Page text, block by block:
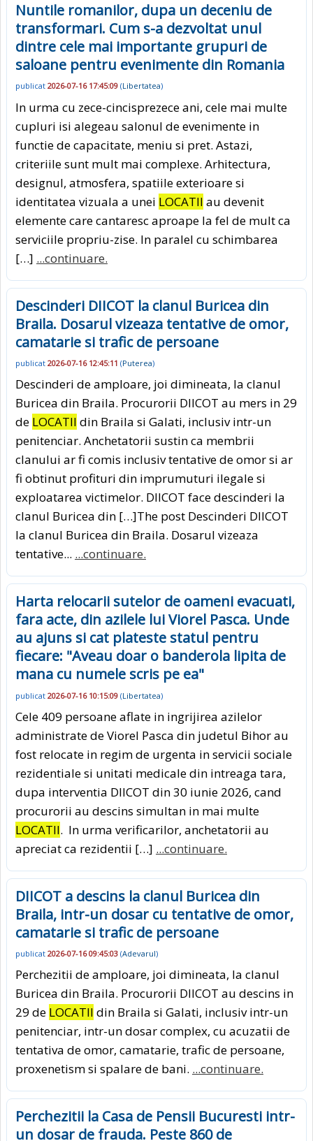
Nuntile romanilor, dupa un deceniu de
transformari. Cum s-a dezvoltat unul
dintre cele mai importante grupuri de
saloane pentru evenimente din Romania
publicat 2026-07-16 17:45:09 (Libertatea)
In urma cu zece-cincisprezece ani, cele mai multe
cupluri isi alegeau salonul de evenimente in
functie de capacitate, meniu si pret. Astazi,
criteriile sunt mult mai complexe. Arhitectura,
designul, atmosfera, spatiile exterioare si
identitatea vizuala a unei LOCATII au devenit
elemente care cantaresc aproape la fel de mult ca
serviciile propriu-zise. In paralel cu schimbarea
[…] ...continuare.
Descinderi DIICOT la clanul Buricea din
Braila. Dosarul vizeaza tentative de omor,
camatarie si trafic de persoane
publicat 2026-07-16 12:45:11 (Puterea)
Descinderi de amploare, joi dimineata, la clanul
Buricea din Braila. Procurorii DIICOT au mers in 29
de LOCATII din Braila si Galati, inclusiv intr-un
penitenciar. Anchetatorii sustin ca membrii
clanului ar fi comis inclusiv tentative de omor si ar
fi obtinut profituri din imprumuturi ilegale si
exploatarea victimelor. DIICOT face descinderi la
clanul Buricea din […]The post Descinderi DIICOT
la clanul Buricea din Braila. Dosarul vizeaza
tentative... ...continuare.
Harta relocarii sutelor de oameni evacuati,
fara acte, din azilele lui Viorel Pasca. Unde
au ajuns si cat plateste statul pentru
fiecare: "Aveau doar o banderola lipita de
mana cu numele scris pe ea"
publicat 2026-07-16 10:15:09 (Libertatea)
Cele 409 persoane aflate in ingrijirea azilelor
administrate de Viorel Pasca din judetul Bihor au
fost relocate in regim de urgenta in servicii sociale
rezidentiale si unitati medicale din intreaga tara,
dupa interventia DIICOT din 30 iunie 2026, cand
procurorii au descins simultan in mai multe
LOCATII. In urma verificarilor, anchetatorii au
apreciat ca rezidentii […] ...continuare.
DIICOT a descins la clanul Buricea din
Braila, intr-un dosar cu tentative de omor,
camatarie si trafic de persoane
publicat 2026-07-16 09:45:03 (Adevarul)
Perchezitii de amploare, joi dimineata, la clanul
Buricea din Braila. Procurorii DIICOT au descins in
29 de LOCATII din Braila si Galati, inclusiv intr-un
penitenciar, intr-un dosar complex, cu acuzatii de
tentativa de omor, camatarie, trafic de persoane,
proxenetism si spalare de bani. ...continuare.
Perchezitii la Casa de Pensii Bucuresti intr-
un dosar de frauda. Peste 860 de